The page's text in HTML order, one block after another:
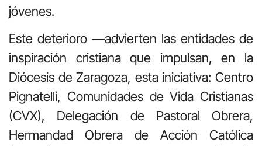
jóvenes.
Este deterioro —advierten las entidades de
inspiración cristiana que impulsan, en la
Diócesis de Zaragoza, esta iniciativa: Centro
Pignatelli, Comunidades de Vida Cristianas
(CVX), Delegación de Pastoral Obrera,
Hermandad Obrera de Acción Católica